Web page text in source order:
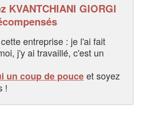
KVANTCHIANI GIORGI
entreprise : je l'ai fait
j'y ai travaillé, c'est un
un coup de pouceet soyez
!